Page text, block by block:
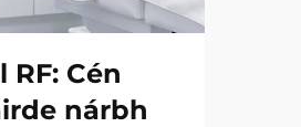
Cén
nárbh